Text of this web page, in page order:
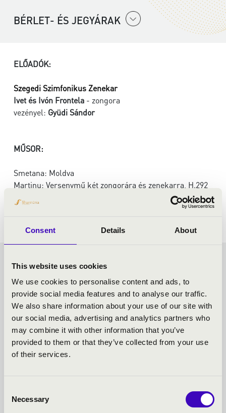
Consent Details About
This website uses cookies
We use cookies to personalise content and ads, to
provide social media features and to analyse our traffic.
We also share information about your use of our site with
our social media, advertising and analytics partners who
may combine it with other information that you’ve
provided to them or that they’ve collected from your use
of their services.
Selection
Necessary
BÉRLET- ÉS JEGYÁRAK
ELŐADÓK:
Szegedi Szimfonikus Zenekar
Ivet és Ivón Frontela - zongora
vezényel: Gyüdi Sándor
MŰSOR:
Smetana: Moldva
Martinu: Versenymű két zongorára és zenekarra, H.292
Dvořák: 8. szimfónia, G-dúr, Op.88
FRICSAY BÉRLET -
SZEGED - TOVÁBBI
KONCERTEK